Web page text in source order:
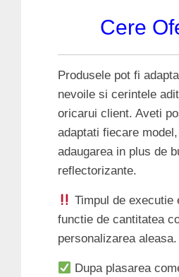
Cere
Produsele pot fi
nevoile si cerintele
oricarui client. Aveti
adaptati fiecare
adaugarea in plus de
reflectorizante.
Timpul de executie
functie de cantitatea
personalizarea aleasa.
Dupa plasarea